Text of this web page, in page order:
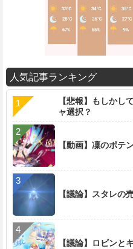
人気記事ランキング
【悲報】もしかし
ャ選択？
【動画】凜のポテ
【議論】スタレの
【議論】ロビンと